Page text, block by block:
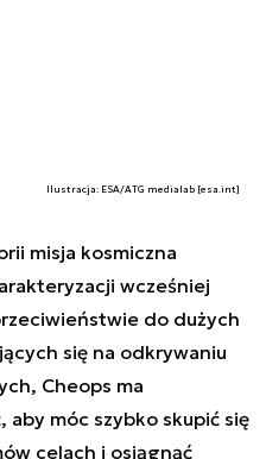
Ilustracja: ESA/ATG medialab [esa.int]
misja kosmiczna
wcześniej
do dużych
się na odkrywaniu
Cheops ma
móc szybko skupić się
celach i osiągnąć